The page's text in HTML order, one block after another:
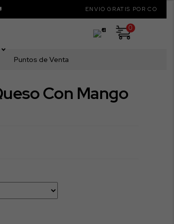
ENVIO GRATIS POR COMPRAS
0
Puntos de Venta
Con Mango